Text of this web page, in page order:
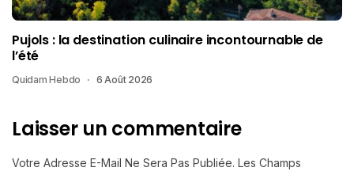
Pujols : la destination culinaire incontournable de
l’été
Quidam Hebdo 6 Août 2026
Laisser un commentaire
Votre Adresse E-Mail Ne Sera Pas Publiée. Les Champs